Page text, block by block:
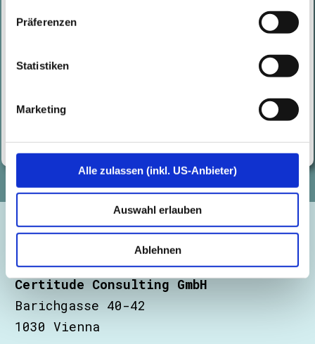
Präferenzen
Statistiken
Marketing
Alle zulassen (inkl. US-Anbieter)
Auswahl erlauben
Ablehnen
Beitragsnavigation
Certitude Consulting GmbH
Barichgasse 40-42
1030 Vienna